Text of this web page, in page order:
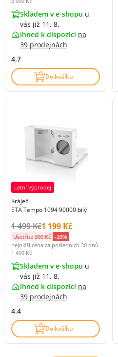
Skladem v e-shopu u
vás již 11. 8.
ihned k dispozici na
39 prodejnách
4.7
Do košíku
Letní výprodej
Kráječ
ETA Tempo 1094 90000 bílý
Původní cena s DPH:
1 499 KčCena s DPH:
1 199 Kč
Ušetříte 300 Kč -20%
nejnižší cena za posledních 30 dnů
1 499 Kč
Skladem v e-shopu u
vás již 11. 8.
ihned k dispozici na
39 prodejnách
4.4
Do košíku